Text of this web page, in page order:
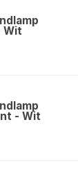
Wit
- Wit